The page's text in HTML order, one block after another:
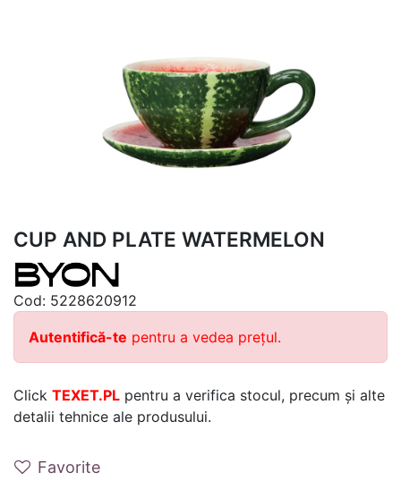
CUP AND PLATE WATERMELON
Cod: 5228620912
Autentifică-te pentru a vedea prețul.
Click TEXET.PL pentru a verifica stocul, precum și alte
detalii tehnice ale produsului.
Favorite